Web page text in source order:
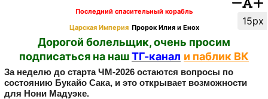
15px
Последний спасительный корабль
Царская Империя Пророк Илия и Енох
Дорогой болельщик, очень просим
подписаться на нашТГ-канал и паблик ВК
За неделю до старта ЧМ‑2026 остаются вопросы по
состоянию Букайо Сака, и это открывает возможности
для Нони Мадуэке.